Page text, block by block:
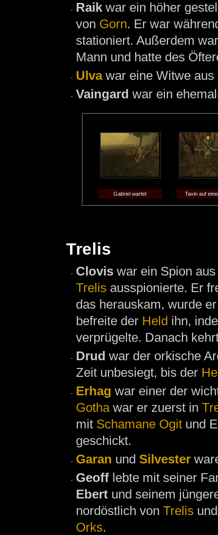
Raikwar ein höher
von Gorn. Er war
stationiert. Außerdem
Mann und hatte des
Ulvawar eine Witwe aus
Vaingard war ein
Gabriel wartet Tavin auf
Trelis
Clovis war ein Spion
Trelis ausspionierte. Er
das herauskam, wurde
befreite der Held ihn,
verprügelte. Danach
Drud war der orkische
Zeit unbesiegt, bis der
Erhag war einer der
Gothawar er zuerst in
mit Schamane Ogit und
geschickt.
Garan und Silvester
Geoff lebte mit seiner
Ebert und seinem
nordöstlich von Trelis
Orks.